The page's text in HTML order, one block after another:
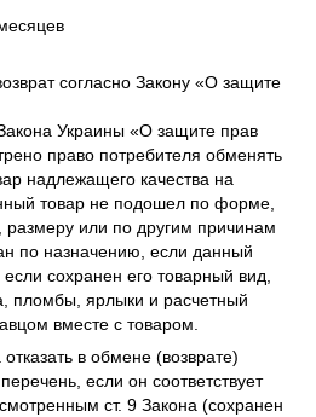
согласно Закону «О защите
Украины «О защите прав
право потребителя обменять
надлежащего качества на
товар не подошел по форме,
размеру или по другим причинам
по назначению, если данный
сохранен его товарный вид,
пломбы, ярлыки и расчетный
вместе с товаром.
в обмене (возврате)
если он соответствует
ст. 9 Закона (сохранен